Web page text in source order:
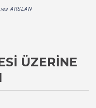
ARSLAN
ÜZERINE